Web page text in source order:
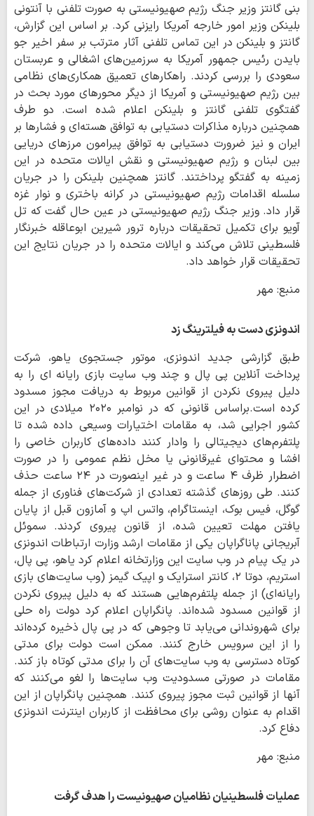
بنی گانتز وزیر جنگ رژیم صهیونیستی به صورت تلفنی با آنتونی
بلینکن وزیر امور خارجه آمریکا رایزنی کرد. بر اساس این گزارش،
گانتز و بلینکن در این تماس تلفنی آثار مترتب بر سفر اخیر جو
بایدن رئیس جمهور آمریکا به سرزمین‌های اشغالی و عربستان
سعودی را بررسی کردند. راهکارهای تعمیق همکاری‌های نظامی
بین رژیم صهیونیستی و آمریکا از دیگر محورهای مورد بحث در
گفتگوی تلفنی گانتز و بلینکن اعلام شده است. دو طرف
همچنین درباره مذاکرات دستیابی به توافق هسته‌ای و فشارها بر
ایران و نیز ضرورت دستیابی به توافق پیرامون مرزهای دریایی
بین لبنان و رژیم صهیونیستی و نقش ایالات متحده در این
زمینه به گفتگو پرداختند. گانتز همچنین بلینکن را در جریان
سلسله اقدامات رژیم صهیونیستی در کرانه باختری و نوار غزه
قرار داد. وزیر جنگ رژیم صهیونیستی در عین حال گفت که تل
آویو برای تکمیل تحقیقات درباره ترور شیرین ابوعاقله خبرنگار
فلسطینی تلاش می‌کند و ایالات متحده را در جریان نتایج این
تحقیقات قرار خواهد داد.
منبع: مهر
اندونزی دست به فیلترینگ زد
طبق گزارشی جدید اندونزی، موتور جستجوی یاهو، شرکت
پرداخت آنلاین پی پال و چند وب سایت بازی رایانه ای را به
دلیل پیروی نکردن از قوانین مربوط به دریافت مجوز مسدود
کرده است.براساس قانونی که در نوامبر ۲۰۲۰ میلادی در این
کشور اجرایی شد، به مقامات اختیارات وسیعی داده شده تا
پلتفرم‌های دیجیتالی را وادار کنند داده‌های کاربران خاصی را
افشا و محتوای غیرقانونی یا مخل نظم عمومی را در صورت
اضطرار ظرف ۴ ساعت و در غیر اینصورت در ۲۴ ساعت حذف
کنند. طی روزهای گذشته تعدادی از شرکت‌های فناوری از جمله
گوگل، فیس بوک، اینستاگرام، واتس اپ و آمازون قبل از پایان
یافتن مهلت تعیین شده، از قانون پیروی کردند. سموئل
آبریجانی پاناگراپان یکی از مقامات ارشد وزارت ارتباطات اندونزی
در یک پیام در وب سایت این وزارتخانه اعلام کرد یاهو، پی پال،
استریم، دوتا ۲، کانتر استرایک و اپیک گیمز (وب سایت‌های بازی
رایانه‌ای) از جمله پلتفرم‌هایی هستند که به دلیل پیروی نکردن
از قوانین مسدود شده‌اند. پانگراپان اعلام کرد دولت راه حلی
برای شهروندانی می‌یابد تا وجوهی که در پی پال ذخیره کرده‌اند
را از این سرویس خارج کنند. ممکن است دولت برای مدتی
کوتاه دسترسی به وب سایت‌های آن را برای مدتی کوتاه باز کند.
مقامات در صورتی مسدودیت وب سایت‌ها را لغو می‌کنند که
آنها از قوانین ثبت مجوز پیروی کنند. همچنین پانگراپان از این
اقدام به عنوان روشی برای محافظت از کاربران اینترنت اندونزی
دفاع کرد.
منبع: مهر
عملیات فلسطینیان نظامیان صهیونیست را هدف گرفت